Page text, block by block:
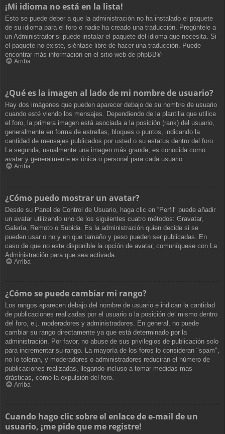
¡Mi idioma no está en la lista!
Esto se puede deber a que la administración no ha instalado el paquete
de su idioma para el foro o nadie ha creado una traducción. Pregúntele a
un Administrador si puede instalar el paquete del idioma que necesita. Si
el paquete no existe, siéntase libre de hacer una traducción. Puede
encontrar más información en el sitio web de phpBB®
Arriba
¿Qué es la imagen al lado de mi nombre de usuario?
Hay dos imágenes que pueden aparecer debajo de su nombre de usuario
cuando esté viendo los mensajes. Dependiendo de la plantilla que utilice
el foro, la primera imagen está asociada a la posición (rank) del usuario,
generalmente en forma de estrellas, bloques o puntos, indicando la
cantidad de mensajes publicados por usted o su estatus dentro del foro.
La segunda, usualmente una imagen más grande, es conocida como
avatar y generalmente es única o personal para cada usuario.
Arriba
¿Cómo puedo mostrar un avatar?
Desde su Panel de Control de Usuario, haga clic en “Perfil” puede añadir
un avatar utilizando uno de los siguientes cuatro métodos: Gravatar,
Galería, Remoto o Subida. Es la administración quien decide si se
pueden usar o no y en que tamaño y peso pueden ser publicadas. En
caso de que no este disponible la opción de avatar, comuníquese con La
Administración para que sea activada.
Arriba
¿Cómo se puede cambiar mi rango?
Los rangos aparecen debajo del nombre de usuario e indican la cantidad
de publicaciones realizadas por el usuario o la posición del mismo dentro
del foro, e.j. moderadores y administradores. En general, no puede
cambiar su rango directamente ya que está determinado por la
administración. Por favor, no abuse de sus privilegios de publicación solo
para incrementar su rango. La mayoría de los foros lo consideran "spam",
no lo toleran, y moderadores o administradores reducirán el número de
publicaciones realizadas, llegando incluso a tomar medidas mas
drásticas, como la expulsión del foro.
Arriba
Cuando hago clic sobre el enlace de e-mail de un
usuario, ¡me pide que me registre!